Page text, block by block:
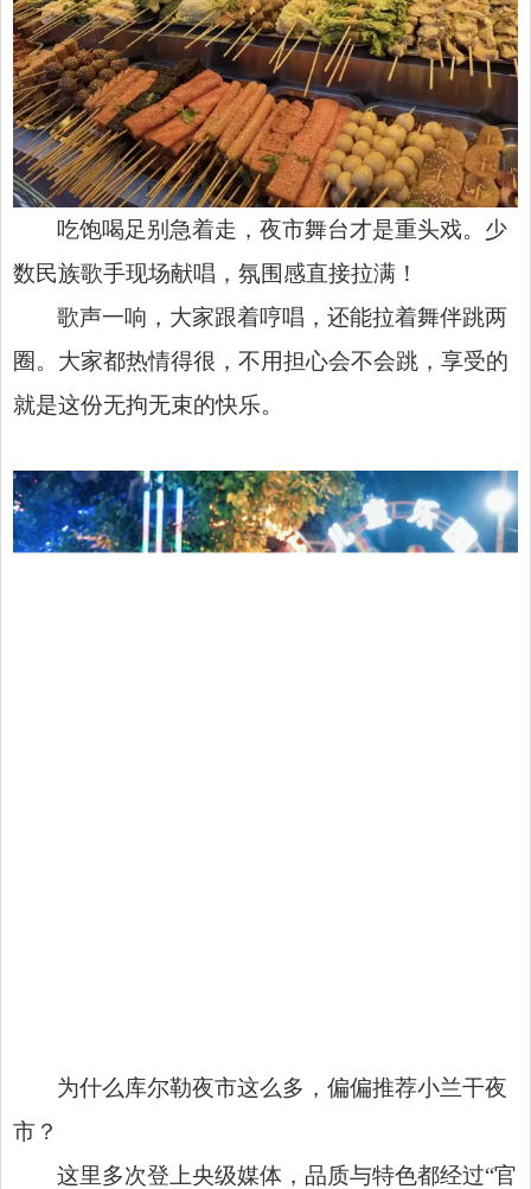
吃饱喝足别急着走，夜市舞台才是重头戏。少
数民族歌手现场献唱，氛围感直接拉满！
歌声一响，大家跟着哼唱，还能拉着舞伴跳两
圈。大家都热情得很，不用担心会不会跳，享受的
就是这份无拘无束的快乐。
为什么库尔勒夜市这么多，偏偏推荐小兰干夜
市？
这里多次登上央级媒体，品质与特色都经过“官